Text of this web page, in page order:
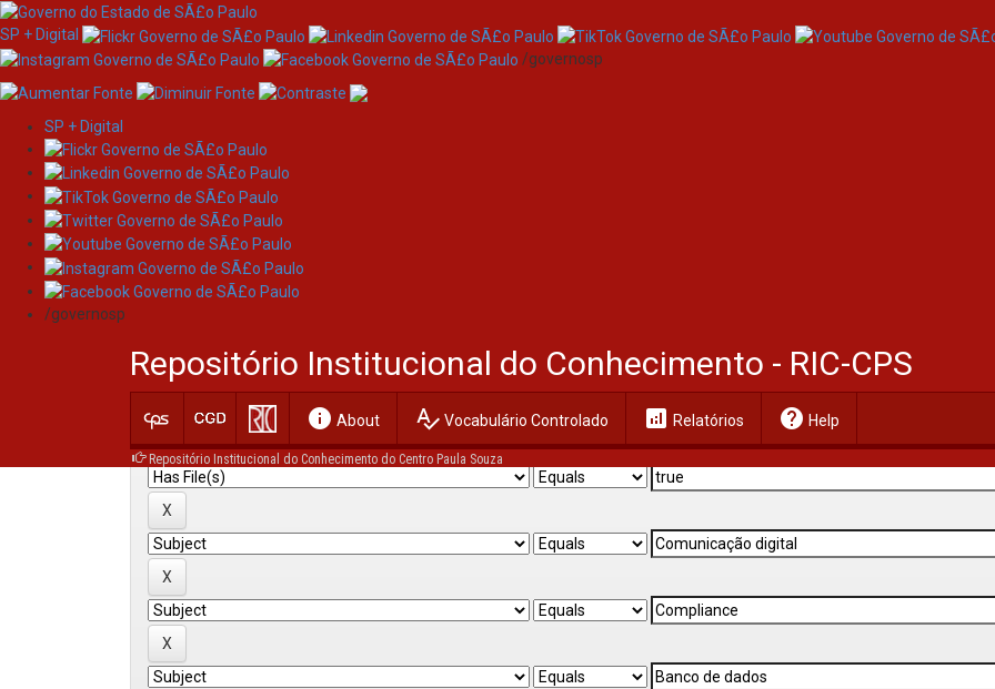
Skip
navigation
SP + Digital
/governosp
SP + Digital
/governosp
Repositório Institucional do Conhecimento - RIC-CPS
info About spellcheck Vocabulário Controlado analytics Relatórios help Help
Repositório Institucional do Conhecimento do Centro Paula Souza
Search
Current filters: